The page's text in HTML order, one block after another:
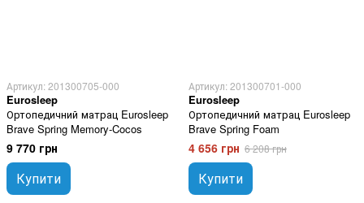
Артикул: 201300705-000
Eurosleep
Ортопедичний матрац Eurosleep
Brave Spring Memory-Cocos
9 770 грн
Купити
Артикул: 201300701-000
Eurosleep
Ортопедичний матрац Eurosleep
Brave Spring Foam
4 656 грн 6 208 грн
Купити